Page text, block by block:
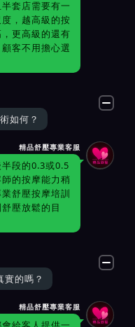
套店需要有一
，越高級的按
更高級的還有
客不用擔心選
如何？
精品舒壓專業客服
段的0.3或0.5
的按摩能力稍
舒壓按摩培訓
壓放鬆的目
實的嗎？
精品舒壓專業客服